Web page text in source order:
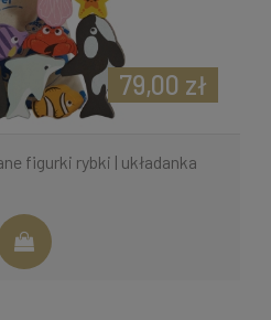
figurki rybki | układanka
79,00 zł